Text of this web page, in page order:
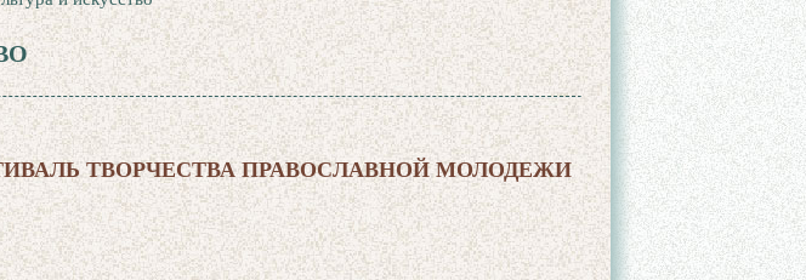
ТВОРЧЕСТВА ПРАВОСЛАВНОЙ МОЛОДЕЖИ